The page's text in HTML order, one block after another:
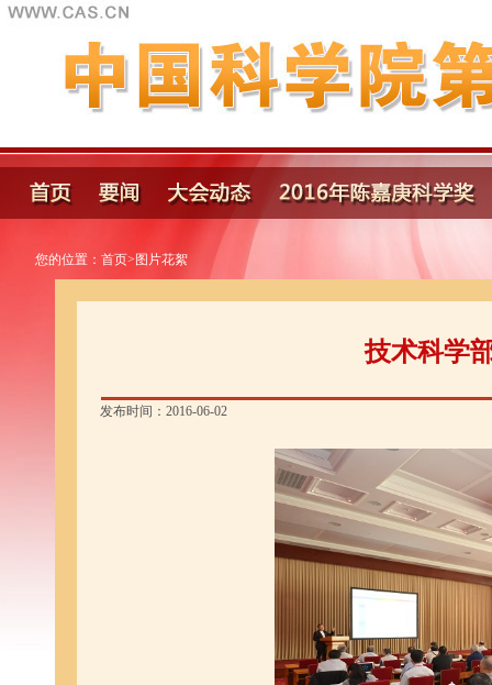
您的位置： 首页> 图片花絮
技术科学
发布时间：2016-06-02